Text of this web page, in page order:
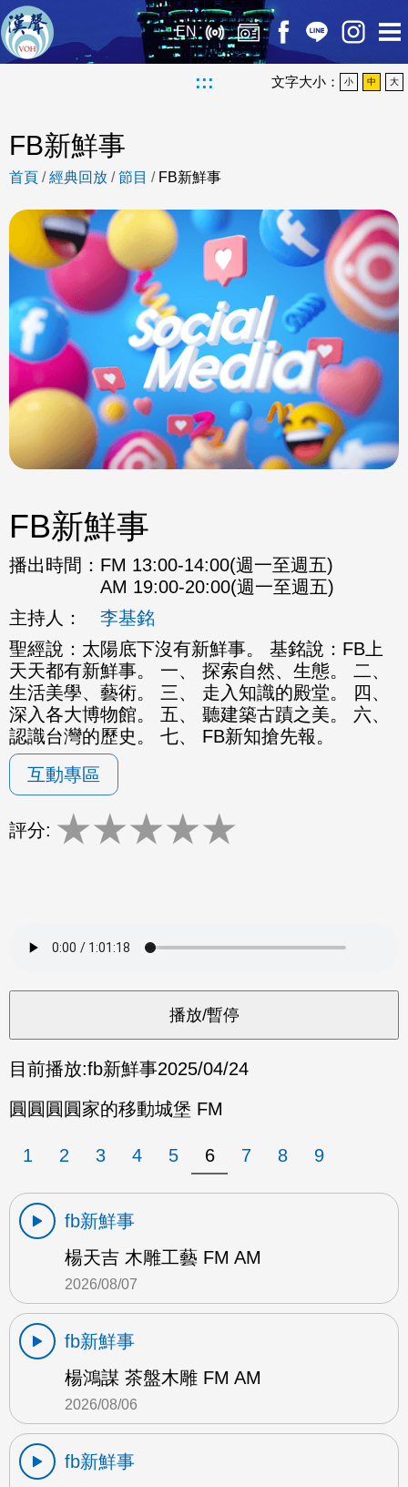
EN
::: 文字大小： 小 中 大
FB新鮮事
首頁 /經典回放 /節目 / FB新鮮事
FB新鮮事
播出時間： FM 13:00-14:00(週一至週五)
AM 19:00-20:00(週一至週五)
主持人：
李基銘
聖經說：太陽底下沒有新鮮事。 基銘說：FB上
天天都有新鮮事。 一、 探索自然、生態。 二、
生活美學、藝術。 三、 走入知識的殿堂。 四、
深入各大博物館。 五、 聽建築古蹟之美。 六、
認識台灣的歷史。 七、 FB新知搶先報。
互動專區
評分: ★★★★★
目前播放:fb新鮮事2025/04/24
圓圓圓圓家的移動城堡 FM
1 2 3 4 5 6 7 8 9
fb新鮮事
楊天吉 木雕工藝 FM AM
2026/08/07
fb新鮮事
楊鴻謀 茶盤木雕 FM AM
2026/08/06
fb新鮮事